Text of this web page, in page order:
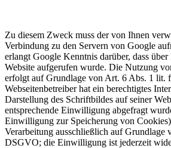
Zu diesem Zweck muss der von Ihnen
Verbindung zu den Servern von Google
erlangt Google Kenntnis darüber, dass
Website aufgerufen wurde. Die Nutzung
erfolgt auf Grundlage von Art. 6 Abs. 1 lit.
Webseitenbetreiber hat ein berechtigtes
Darstellung des Schriftbildes auf seiner
entsprechende Einwilligung abgefragt
Einwilligung zur Speicherung von
Verarbeitung ausschließlich auf Grundlage
DSGVO; die Einwilligung ist jederzeit